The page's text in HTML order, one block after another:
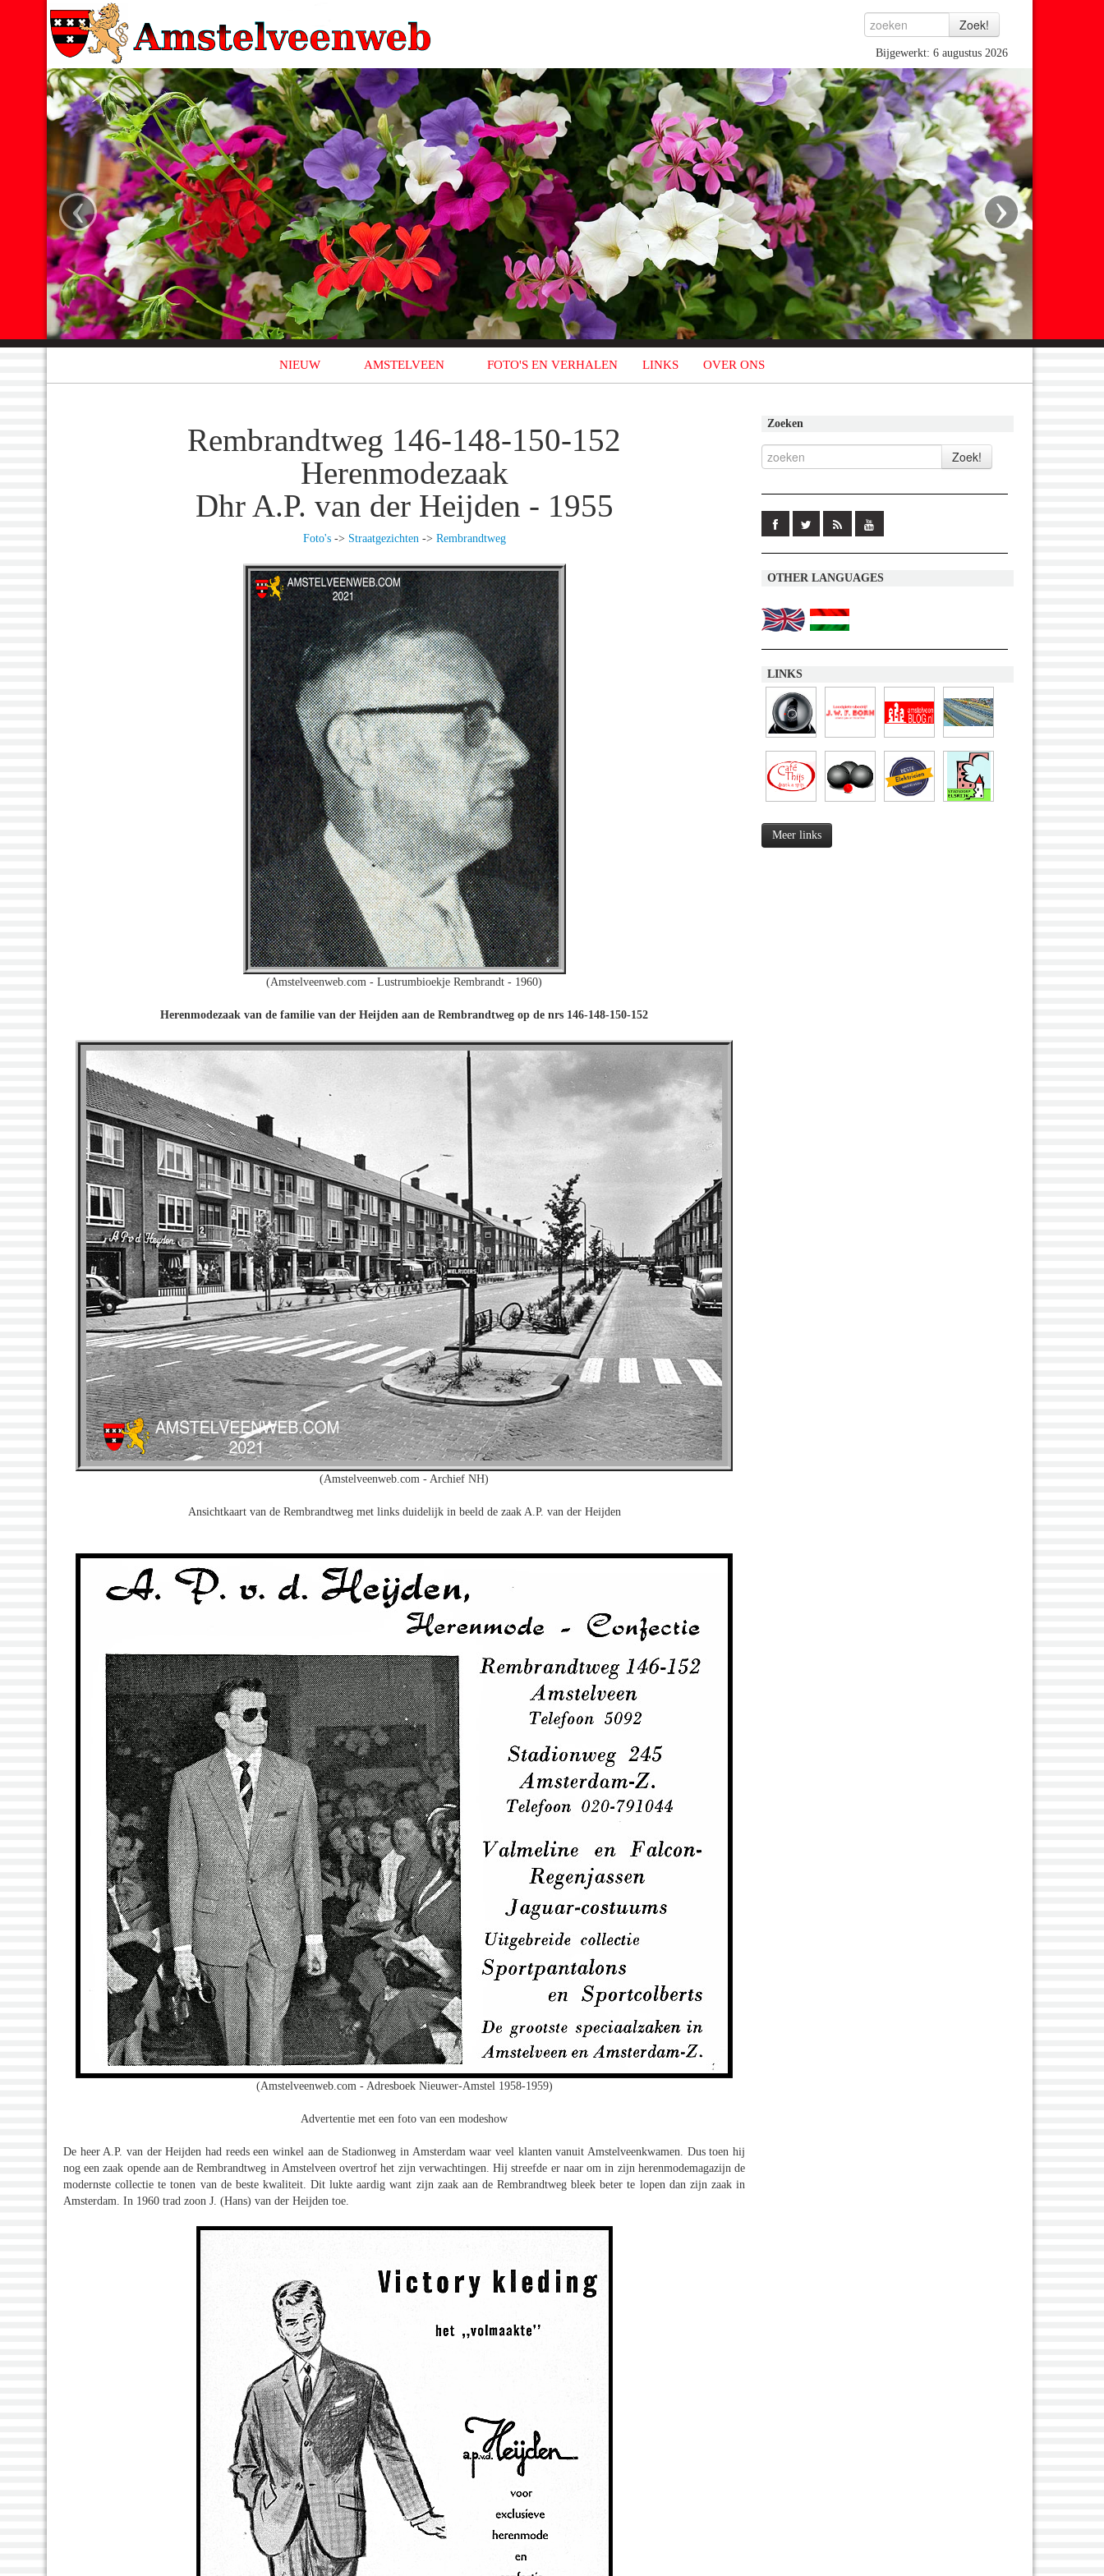
Bijgewerkt: 6 augustus 2026
‹ ›
NIEUW AMSTELVEEN FOTO'S EN VERHALEN LINKS OVER ONS
Rembrandtweg 146-148-150-152
Herenmodezaak
Dhr A.P. van der Heijden - 1955
Foto's-> Straatgezichten -> Rembrandtweg
(Amstelveenweb.com - Lustrumbioekje Rembrandt - 1960)
Herenmodezaak van de familie van der Heijden aan de Rembrandtweg op de nrs 146-148-150-152
(Amstelveenweb.com - Archief NH)
Ansichtkaart van de Rembrandtweg met links duidelijk in beeld de zaak A.P. van der Heijden
(Amstelveenweb.com - Adresboek Nieuwer-Amstel 1958-1959)
Advertentie met een foto van een modeshow
De heer A.P. van der Heijden had reeds een winkel aan de Stadionweg in Amsterdam waar veel klanten vanuit Amstelveenkwamen. Dus toen hij
nog een zaak opende aan de Rembrandtweg in Amstelveen overtrof het zijn verwachtingen. Hij streefde er naar om in zijn herenmodemagazijn de
modernste collectie te tonen van de beste kwaliteit. Dit lukte aardig want zijn zaak aan de Rembrandtweg bleek beter te lopen dan zijn zaak in
Amsterdam. In 1960 trad zoon J. (Hans) van der Heijden toe.
Zoeken
OTHER LANGUAGES
LINKS
Meer links